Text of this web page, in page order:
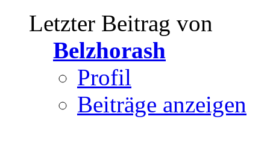
Letzter Beitrag von
Belzhorash
Profil
Beiträge anzeigen